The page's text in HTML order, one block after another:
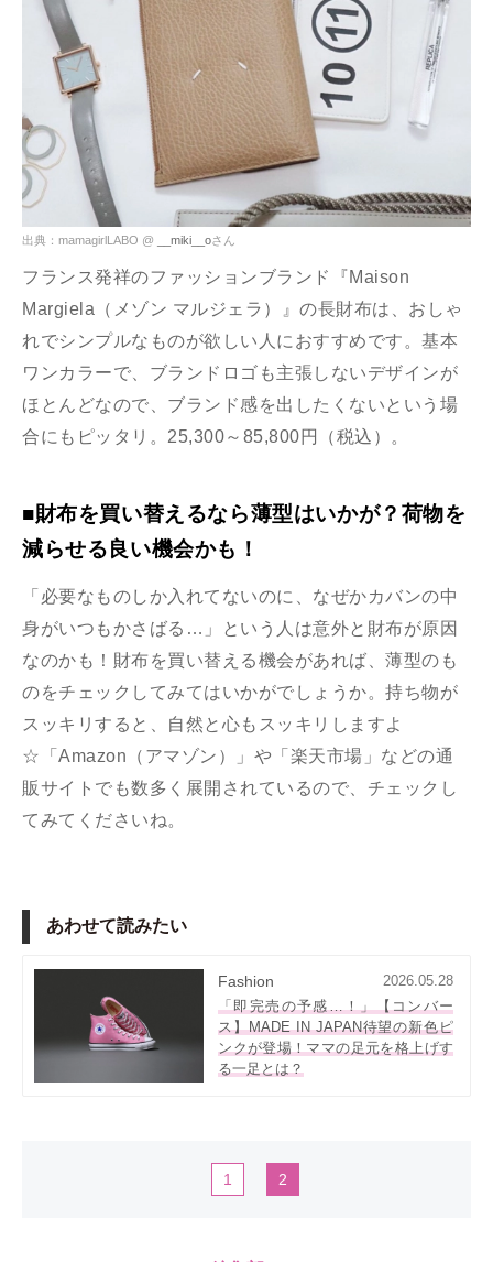
出典：mamagirlLABO @ __miki__oさん
フランス発祥のファッションブランド『Maison
Margiela（メゾン マルジェラ）』の長財布は、おしゃ
れでシンプルなものが欲しい人におすすめです。基本
ワンカラーで、ブランドロゴも主張しないデザインが
ほとんどなので、ブランド感を出したくないという場
合にもピッタリ。25,300～85,800円（税込）。
■財布を買い替えるなら薄型はいかが？荷物を
減らせる良い機会かも！
「必要なものしか入れてないのに、なぜかカバンの中
身がいつもかさばる…」という人は意外と財布が原因
なのかも！財布を買い替える機会があれば、薄型のも
のをチェックしてみてはいかがでしょうか。持ち物が
スッキリすると、自然と心もスッキリしますよ
☆「Amazon（アマゾン）」や「楽天市場」などの通
販サイトでも数多く展開されているので、チェックし
てみてくださいね。
あわせて読みたい
Fashion
2026.05.28
「即完売の予感…！」【コンバー
ス】MADE IN JAPAN待望の新色ピ
ンクが登場！ママの足元を格上げす
る一足とは？
1 2